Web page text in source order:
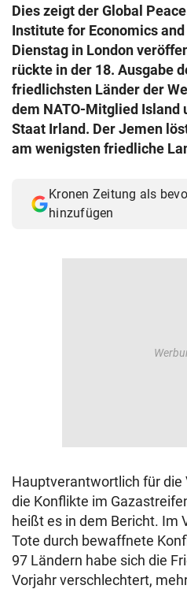
© Krone Multimedia GmbH & Co
Muthgasse 2, 1190 Wien
Dies zeigt der Global
Institute for Economics
Dienstag in London
rückte in der 18. Ausgabe
friedlichsten Länder der
dem NATO-Mitglied Island
Staat Irland. Der Jemen
am wenigsten friedliche
Kronen Zeitung als
hinzufügen
Hauptverantwortlich für die
die Konflikte im
heißt es in dem Bericht. Im
Tote durch bewaffnete
97 Ländern habe sich die
Vorjahr verschlechtert,